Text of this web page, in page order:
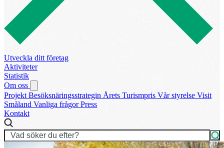
Utveckla ditt företag
Aktiviteter
Statistik
Om oss
Projekt Besöksnäringsstrategin Årets Turismpris Vår styrelse Visit
Småland Vanliga frågorPress
Kontakt